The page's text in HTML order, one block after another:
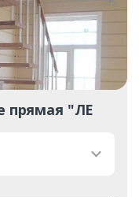
прямая "ЛЕ